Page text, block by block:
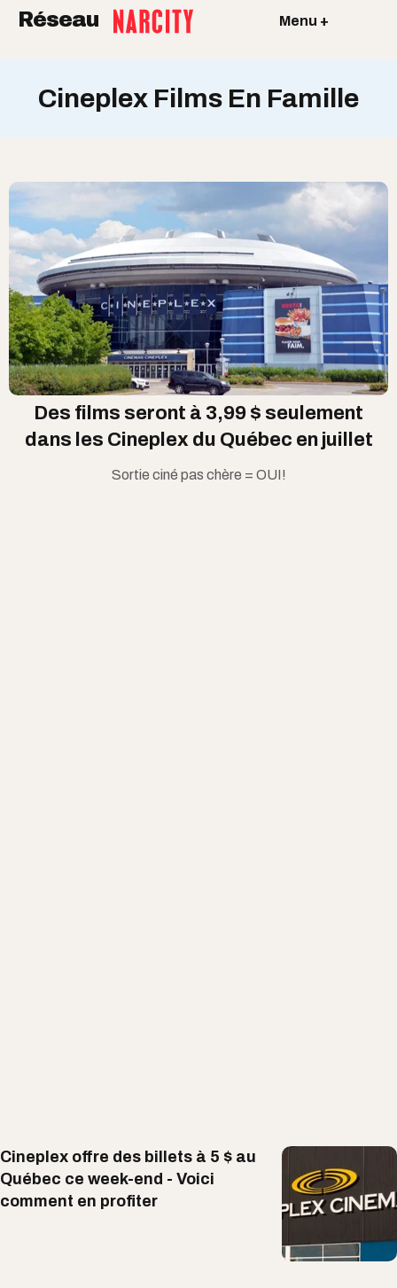
Réseau Menu +
Cineplex Films En Famille
Des films seront à 3,99 $ seulement
dans les Cineplex du Québec en juillet
Sortie ciné pas chère = OUI!
Cineplex offre des billets à 5 $ au
Québec ce week-end - Voici
comment en profiter